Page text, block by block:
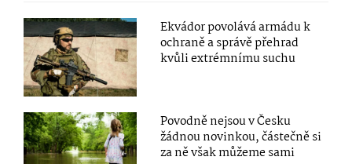
Ekvádor povolává armádu k
ochraně a správě přehrad
kvůli extrémnímu suchu
Povodně nejsou v Česku
žádnou novinkou, částečně si
za ně však můžeme sami